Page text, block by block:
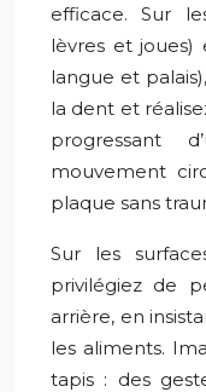
efficace. Sur
lèvres et joues)
langue et
la dent et
progressant
mouvement
plaque sans
Sur les
privilégiez de
arrière, en
les aliments.
tapis : des